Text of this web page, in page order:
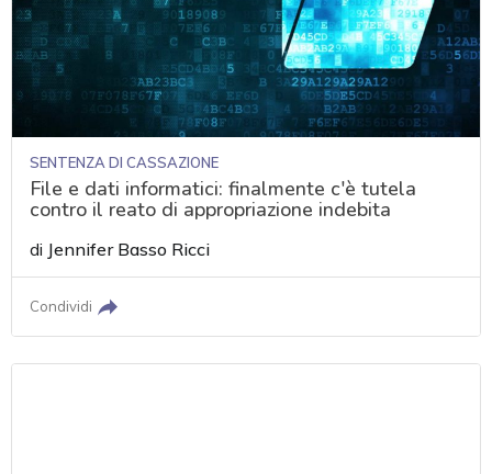
SENTENZA DI CASSAZIONE
File e dati informatici: finalmente c'è tutela
contro il reato di appropriazione indebita
di Jennifer Basso Ricci
Condividi